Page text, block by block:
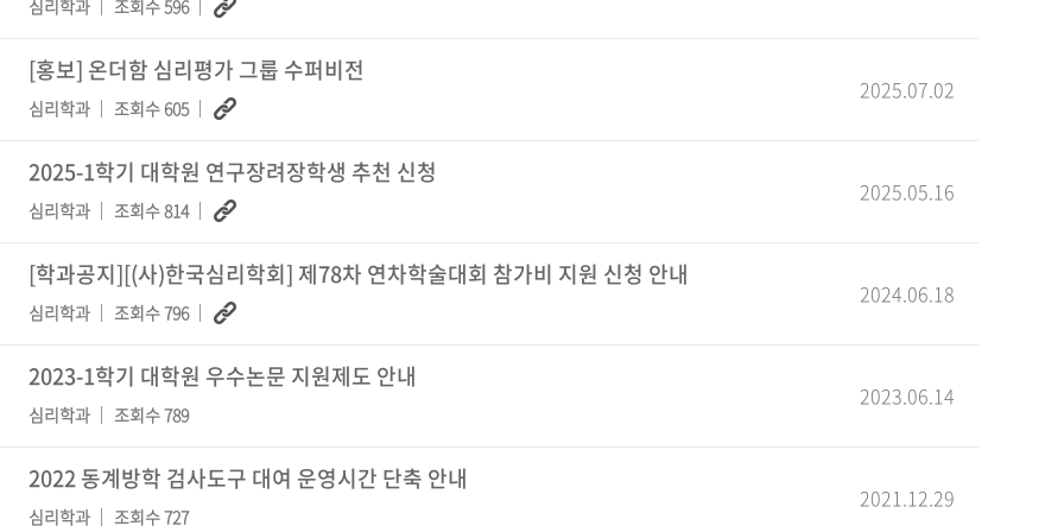
심리학과 조회수 596
[홍보] 온더함 심리평가 그룹 수퍼비전
심리학과 조회수 605
2025.07.02
2025-1학기 대학원 연구장려장학생 추천 신청
심리학과 조회수 814
2025.05.16
[학과공지][(사)한국심리학회] 제78차 연차학술대회 참가비 지원 신청 안내
심리학과 조회수 796
2024.06.18
2023-1학기 대학원 우수논문 지원제도 안내
심리학과 조회수 789
2023.06.14
2022 동계방학 검사도구 대여 운영시간 단축 안내
심리학과 조회수 727
2021.12.29